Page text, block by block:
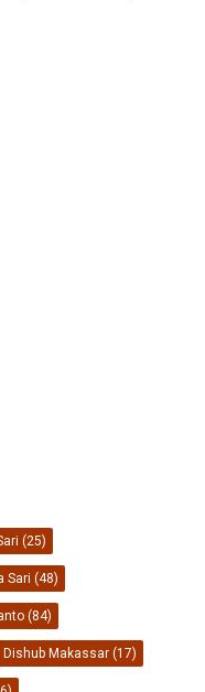
Nila…
Hu…
…
(25)
Sari (48)
(84)
Dishub Makassar (17)